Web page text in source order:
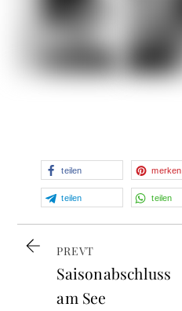
teilen merken
teilen teilen
PREVT
Saisonabschluss
am See